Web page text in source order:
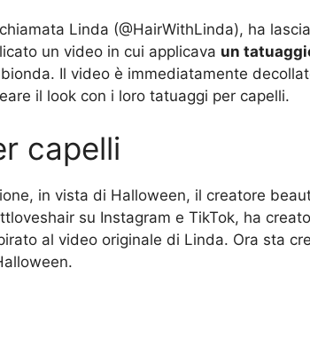
Linda (@HairWithLinda), ha
un video in cui applicava un
Il video è immediatamente
il look con i loro tatuaggi per capelli.
capelli
in vista di Halloween, il creatore
su Instagram e TikTok, ha
al video originale di Linda. Ora sta